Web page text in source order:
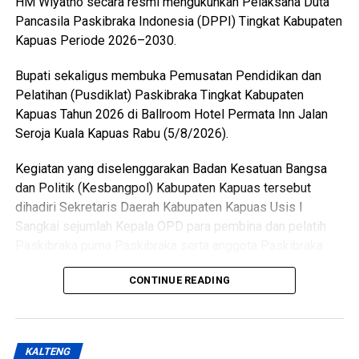
Views: 21
Bagikan ke
WhatsApp 0 Facebook 0
Messenger 0 Twitter/X
Pancasila Paskibraka Indonesia (DPPI) Tingkat Kabupaten
Kapuas Periode 2026–2030.
Bupati sekaligus membuka Pemusatan Pendidikan dan
Pelatihan (Pusdiklat) Paskibraka Tingkat Kabupaten
Kapuas Tahun 2026 di Ballroom Hotel Permata Inn Jalan
Seroja Kuala Kapuas Rabu (5/8/2026).
Kegiatan yang diselenggarakan Badan Kesatuan Bangsa
dan Politik (Kesbangpol) Kabupaten Kapuas tersebut
dihadiri Sekretaris Daerah Kabupaten Kapuas Usis I
Sangkai sejumlah Kepala OPD para pembina dan pelatih
Kabupaten Kapuas Tahun 2026.
Kabupaten Kapuas berkomitmen mewujudkan
CONTINUE READING
KALTENG